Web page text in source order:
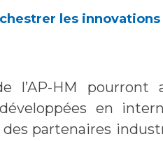
les innovations
l’AP-HM pourront
en
partenaires